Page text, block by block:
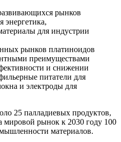
рынков
энергетика,
для индустрии
рынков платиноидов
преимуществами
и снижении
питатели для
и электроды для
25 палладиевых продуктов,
мировой рынок к 2030 году 100
материалов.